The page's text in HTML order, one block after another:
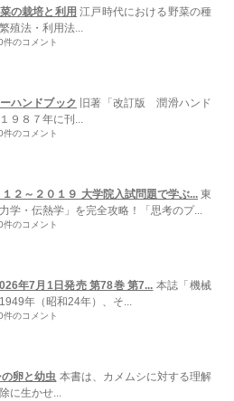
の栽培と利用 江戸時代における野菜の種
殖法・利用法...
件のコメント
ハンドブック
旧著「改訂版 潤滑ハンド
９８７年に刊...
件のコメント
２～２０１９ 大学院入試問題で学ぶ... 東
学・伝熱学」を完全攻略！「思考のプ...
件のコメント
年7月1日発売 第78巻 第7... 本誌「機械
年（昭和24年）、そ...
件のコメント
卵と幼虫 本書は、カメムシに対する理解
に生かせ...